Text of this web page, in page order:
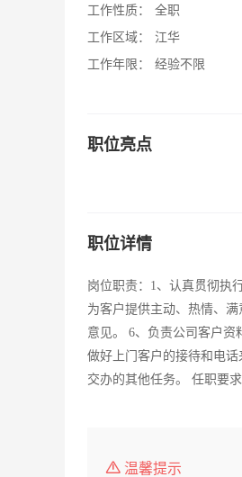
工作性质：
全职
工作区域：
江华
工作年限：
经验不限
职位亮点
职位详情
岗位职责：1、认真贯彻执
为客户提供主动、热情、
意见。 6、负责公司客户资
做好上门客户的接待和电
交办的其他任务。 任职要
温馨提示